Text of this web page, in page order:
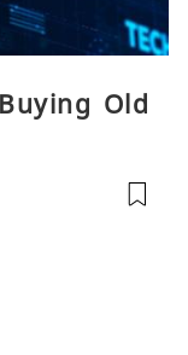
Old